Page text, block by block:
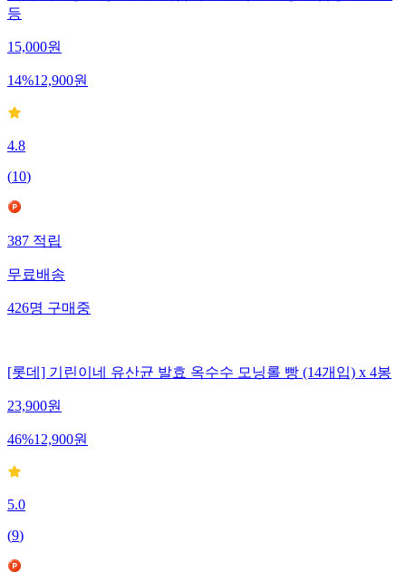
등
15,000원
14%12,900원
4.8
(10)
387적립
무료배송
426명구매중
[롯데] 기린이네 유산균 발효 옥수수 모닝롤 빵 (14개입) x 4봉
23,900원
46%12,900원
5.0
(9)